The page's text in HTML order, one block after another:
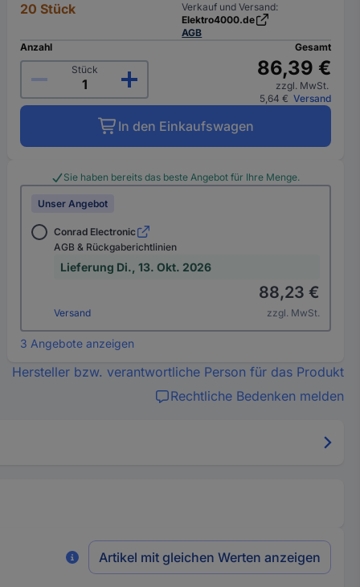
20 Stück
Verkauf und Versand:
Elektro4000.de
AGB
Anzahl
Stück
Gesamt
86,39 €
zzgl. MwSt.
5,64 € Versand
In den Einkaufswagen
Sie haben bereits das beste Angebot für Ihre Menge.
Unser Angebot
Conrad Electronic
AGB & Rückgaberichtlinien
Lieferung Di., 13. Okt. 2026
Versand
88,23 €
zzgl. MwSt.
3 Angebote anzeigen
Hersteller bzw. verantwortliche Person für das Produkt
Rechtliche Bedenken melden
Artikel mit gleichen Werten anzeigen